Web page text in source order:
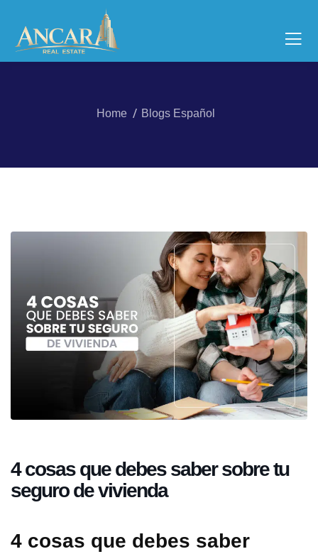
Home Blogs Español
4 cosas que debes saber sobre tu
seguro de vivienda
4 cosas que debes saber